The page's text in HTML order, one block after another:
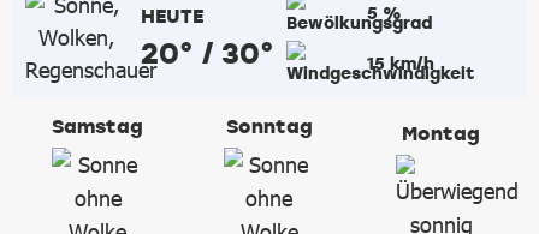
HEUTE
20° / 30°
5 %
15 km/h
Samstag Sonntag Montag